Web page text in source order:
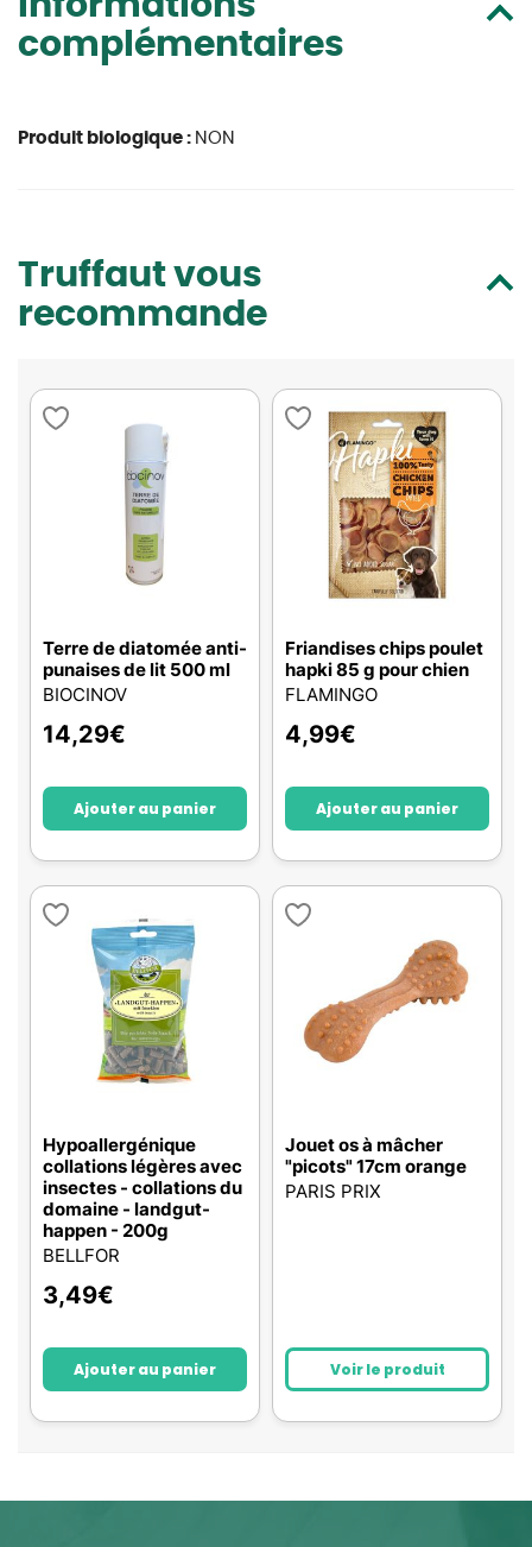
complémentaires
Produit biologique : NON
Truffaut vous
recommande
Terre de diatomée anti-
punaises de lit 500 ml
BIOCINOV
14,29€
Ajouter au panier
Friandises chips poulet
hapki 85 g pour chien
FLAMINGO
4,99€
Ajouter au panier
Hypoallergénique
collations légères avec
insectes - collations du
domaine - landgut-
happen - 200g
BELLFOR
3,49€
Ajouter au panier
Jouet os à mâcher
"picots" 17cm orange
PARIS PRIX
Voir le produit